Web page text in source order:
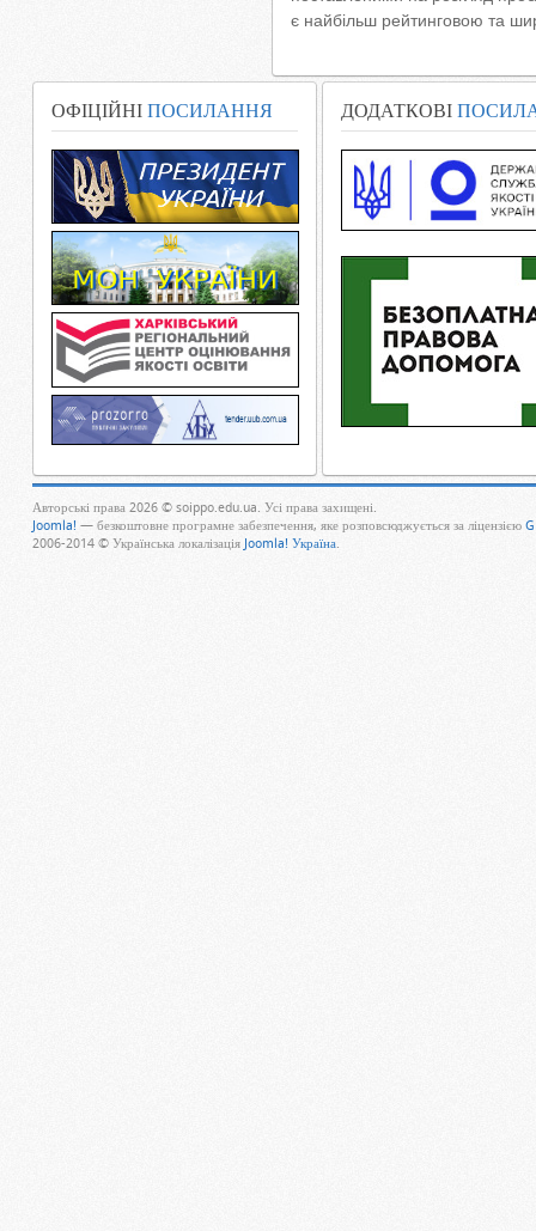
є найбільш рейтинговою та
ОФІЦІЙНІ ПОСИЛАННЯ ДОДАТКОВІ
Авторські права 2026 © soippo.edu.ua. Усі права захищені.
Joomla! — безкоштовне програмне забезпечення, яке розповсюджується за ліцензією
2006-2014 © Українська локалізація Joomla! Україна.